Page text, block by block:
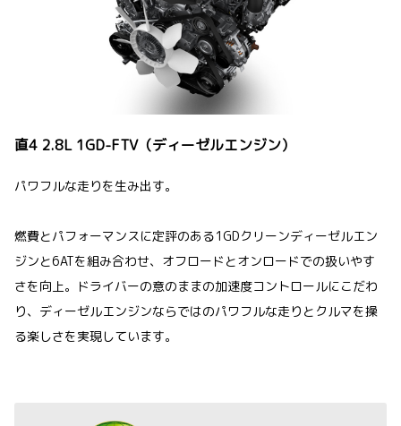
直4 2.8L 1GD-FTV（ディーゼルエンジン）
パワフルな走りを生み出す。
燃費とパフォーマンスに定評のある1GDクリーンディーゼルエン
ジンと6ATを組み合わせ、オフロードとオンロードでの扱いやす
さを向上。ドライバーの意のままの加速度コントロールにこだわ
り、ディーゼルエンジンならではのパワフルな走りとクルマを操
る楽しさを実現しています。